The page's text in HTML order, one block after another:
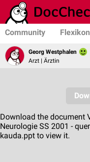
Community Flexikon
Georg Westphalen
Arzt | Ärztin